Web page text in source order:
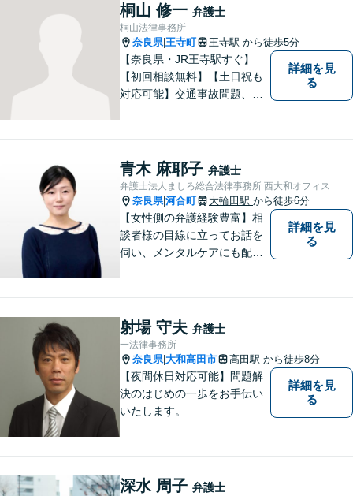
桐山 修一 弁護士
桐山法律事務所
奈良県|王寺町 王寺駅 から徒歩5分
【奈良県・JR王寺駅すぐ】
【初回相談無料】【土日祝も
対応可能】交通事故問題、遺
提供しています。
詳細を見
る
青木 麻耶子 弁護士
弁護士法人ましろ総合法律事務所 西大和オフィス
奈良県|河合町 大輪田駅 から徒歩6分
【女性側の弁護経験豊富】相
談者様の目線に立ってお話を
伺い、メンタルケアにも配慮
策をご提案【LINE利用可】
【平日夜間、土日祝日、応相
談】
詳細を見
る
射場 守夫 弁護士
一法律事務所
奈良県|大和高田市 高田駅 から徒歩8分
【夜間休日対応可能】問題解
決のはじめの一歩をお手伝い
いたします。
詳細を見
る
深水 周子 弁護士